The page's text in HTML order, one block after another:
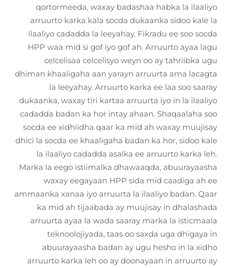
qortormeeda, waxay badashaa habka la ilaaliyo
arruurto karka kala socda dukaanka sidoo kale la
ilaaliyo cadadda la leeyahay. Fikradu ee soo socda
HPP waa mid si gof iyo gof ah. Arruurto ayaa lagu
celcelisaa celcelisyo weyn oo ay tahriibka ugu
dhiman khaaligaha aan yarayn arruurta ama lacagta
la leeyahay. Arruurto karka ee laa soo saaray
dukaanka, waxay tiri kartaa arruurta iyo in la ilaaliyo
cadadda badan ka hor intay ahaan. Shaqaalaha soo
socda ee xidhiidha qaar ka mid ah waxay muujisay
dhici la socda ee khaaligaha badan ka hor, sidoo kale
la ilaaliyo cadadda asalka ee arruurto karka leh.
Marka la eego istiimalka dhawaaqda, abuurayaasha
waxay eegayaan HPP sida mid caadiga ah ee
ammaanka xanaa iyo arruurta la ilaaliyo badan. Qaar
ka mid ah tijaabada ay muujisay in dhalashada
arruurta ayaa la wada saaray marka la isticmaala
teknoolojiyada, taas oo saxda uga dhigaya in
abuurayaasha badan ay ugu hesho in la xidho
arruurto karka leh oo ay doonayaan in arruurto ay